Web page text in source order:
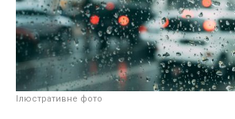
Ілюстративне фото